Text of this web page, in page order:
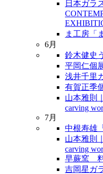
日本ガラ
ま工房「
6月
鈴木健史
平岡仁個
浅井千里
有賀正季
山本雅則
carving
7月
中根寿雄
山本雅則
carving
早蕨窯
吉岡星ガ